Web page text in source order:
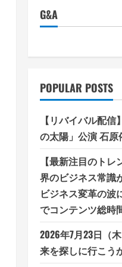
G&A
POPULAR POSTS
【リバイバル配
の太陽」公演 石原
【最新注目のト
界のビジネス常識
ビジネス変革の
でコンテンツ総時
2026年7月23日（
来を探しに行こう